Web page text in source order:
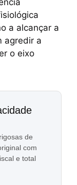
a alcançar a
agredir a
o eixo
de
com
e total